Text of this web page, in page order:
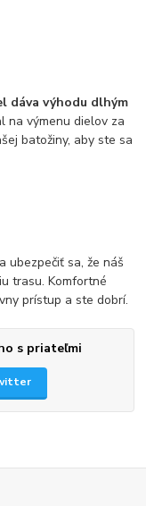
dáva výhodu dlhým
na výmenu dielov za
batožiny, aby ste sa
ubezpečiť sa, že náš
trasu. Komfortné
prístup a ste dobrí.
s priateľmi